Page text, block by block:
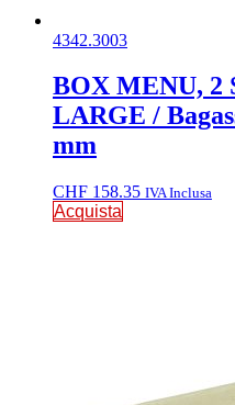
4342.3003
BOX MENU, 2
LARGE /
mm
CHF 158.35 IVA Inclusa
Acquista